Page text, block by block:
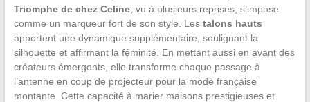
Triomphe de chez Celine, vu à plusieurs reprises, s’impose
comme un marqueur fort de son style. Les talons hauts
apportent une dynamique supplémentaire, soulignant la
silhouette et affirmant la féminité. En mettant aussi en avant des
créateurs émergents, elle transforme chaque passage à
l’antenne en coup de projecteur pour la mode française
montante. Cette capacité à marier maisons prestigieuses et